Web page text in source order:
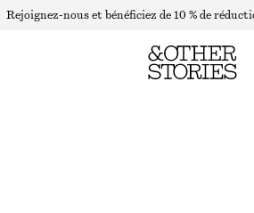
Rejoignez-nous et bénéficiez de 10 % de